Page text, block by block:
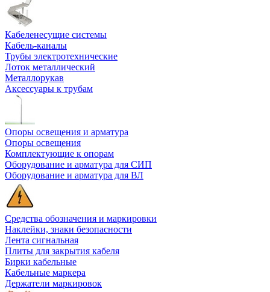
Кабеленесущие системы
Кабель-каналы
Трубы электротехнические
Лоток металлический
Металлорукав
Аксессуары к трубам
Опоры освещения и арматура
Опоры освещения
Комплектующие к опорам
Оборудование и арматура для СИП
Оборудование и арматура для ВЛ
Средства обозначения и маркировки
Наклейки, знаки безопасности
Лента сигнальная
Плиты для закрытия кабеля
Бирки кабельные
Кабельные маркера
Держатели маркировок